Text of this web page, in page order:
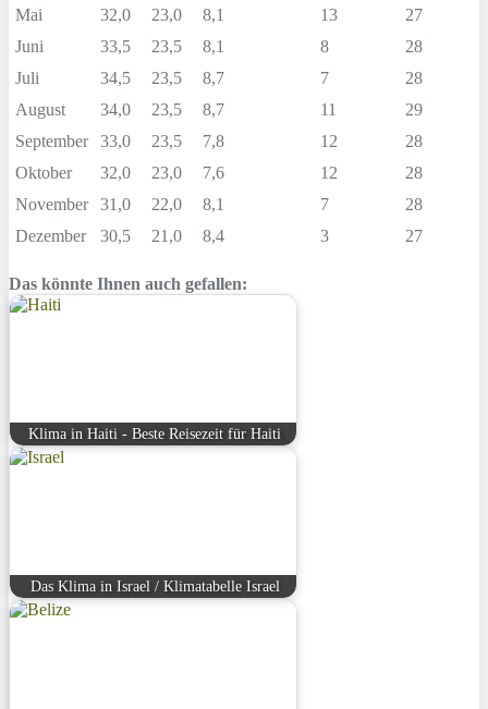
Mai 32,0 23,0 8,1 13
27
Juni
33,5 23,5 8,1 8
28
Juli
34,5 23,5 8,7 7
28
August
34,0 23,5 8,7 11
29
September
33,0 23,5 7,8 12
28
Oktober
32,0 23,0 7,6 12
28
November
31,0 22,0 8,1 7
28
Dezember
30,5 21,0 8,4 3 27
Das könnte Ihnen auch gefallen:
Klima in Haiti - Beste Reisezeit für Haiti
Das Klima in Israel / Klimatabelle Israel